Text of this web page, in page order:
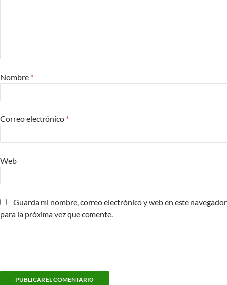
Nombre *
Correo electrónico *
Web
Guarda mi nombre, correo electrónico y web en este navegador
para la próxima vez que comente.